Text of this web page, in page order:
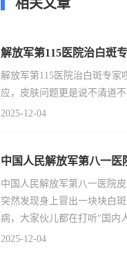
相关文章
解放军第115医院治白斑
解放军第115医院治白斑专家
应，皮肤问题更是说不清道
2025-12-04
中国人民解放军第八一医
中国人民解放军第八一医院
突然发现身上冒出一块块白
病，大家伙儿都在打听“国内
2025-12-04